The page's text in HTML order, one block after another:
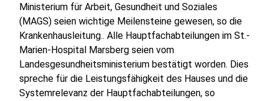
Ministerium für Arbeit, Gesundheit und Soziales
(MAGS) seien wichtige Meilensteine gewesen, so die
Krankenhausleitung.. Alle Hauptfachabteilungen im St.-
Marien-Hospital Marsberg seien vom
Landesgesundheitsministerium bestätigt worden. Dies
spreche für die Leistungsfähigkeit des Hauses und die
Systemrelevanz der Hauptfachabteilungen, so